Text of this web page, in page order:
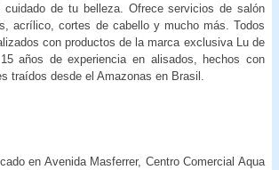
de tu belleza. Ofrece servicios de salón
acrílico, cortes de cabello y mucho más. Todos
con productos de la marca exclusiva Lu de
años de experiencia en alisados, hechos con
traídos desde el Amazonas en Brasil.
en Avenida Masferrer, Centro Comercial Aqua